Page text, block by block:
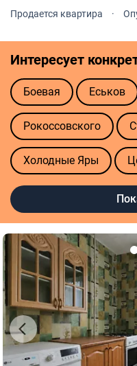
Продается квартира ·
Интересует
Боевая Еськов
Рокоссовского
Холодные Яры
Также ищут
Без посредников
Малосемейка
Недорого
По переуступке прав
Срочно